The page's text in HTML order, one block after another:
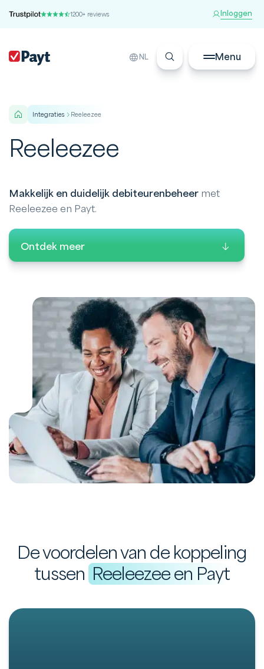
1200+ reviews Inloggen
NL Menu
integraties Reeleezee
Reeleezee
Makkelijk en duidelijk debiteurenbeheer met
Reeleezee en Payt.
Ontdek meer
De voordelen van de koppeling
tussen Reeleezee en Payt